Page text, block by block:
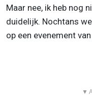
Maar nee, ik heb nog
duidelijk. Nochtans
op een evenement
▼